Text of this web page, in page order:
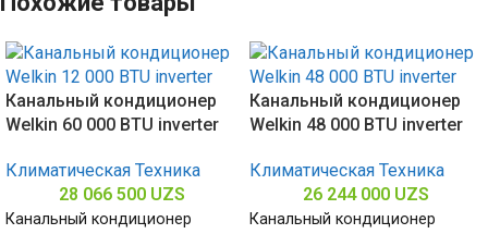
Канальный кондиционер
Welkin 60 000 BTU inverter
Климатическая Техника
28 066 500 UZS
Канальный кондиционер
Канальный кондиционер
Welkin 48 000 BTU inverter
Климатическая Техника
26 244 000 UZS
Канальный кондиционер